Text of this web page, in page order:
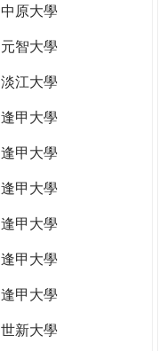
中原大學
元智大學
淡江大學
逢甲大學
逢甲大學
逢甲大學
逢甲大學
逢甲大學
逢甲大學
世新大學